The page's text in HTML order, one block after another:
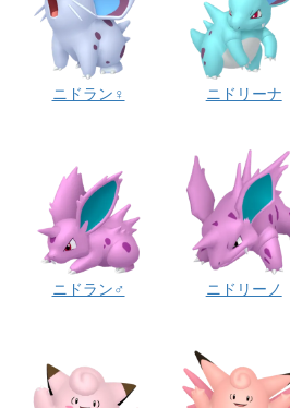
ニドラン♀ ニドリーナ
ニドラン♂ ニドリーノ